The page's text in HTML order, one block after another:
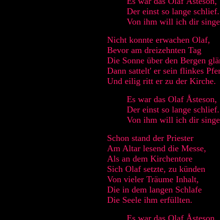
Der einst so lange schlief.
Von ihm will ich dir
Nicht konnte erwachen Olaf,
Bevor am dreizehnten Tag
Die Sonne über den Bergen
Dann sattelt' er sein flinkes
Und eilig ritt er zu der Kirche.
Es war das Olaf Åsteson,
Der einst so lange schlief.
Von ihm will ich dir
Schon stand der Priester
Am Altar lesend die Messe,
Als an dem Kirchentore
Sich Olaf setzte, zu künden
Von vieler Träume Inhalt,
Die in dem langen Schlafe
Die Seele ihm erfüllten.
Es war das Olaf Åsteson,